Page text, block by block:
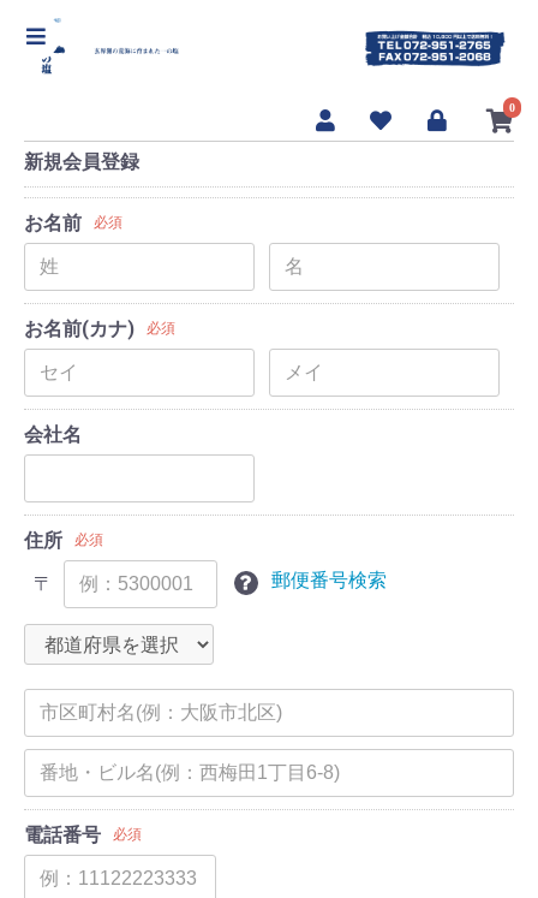
【海んまんま 一の塩]】
0
新規会員登録
お名前 必須
お名前(カナ) 必須
会社名
住所 必須
〒 郵便番号検索
電話番号 必須